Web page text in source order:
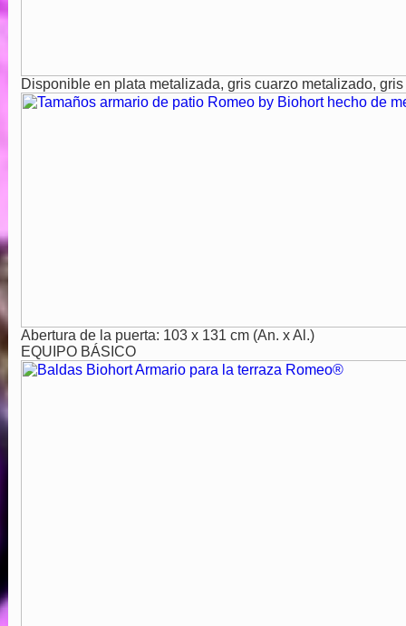
Disponible en plata metalizada, gris cuarzo metalizado,
Abertura de la puerta: 103 x 131 cm (An. x Al.)
EQUIPO BÁSICO